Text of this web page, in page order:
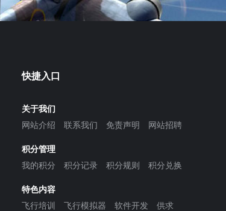
快捷入口
关于我们
网站介绍
联系我们 免责声明
网站招聘
积分管理
我的积分
积分记录 积分规则
积分兑换
特色内容
飞行培训
飞行模拟器 软件开发 供求